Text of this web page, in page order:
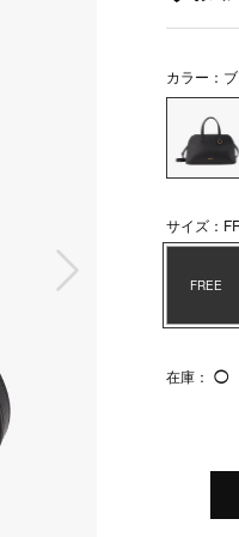
カラー：
サイズ：
FREE
在庫： ◯